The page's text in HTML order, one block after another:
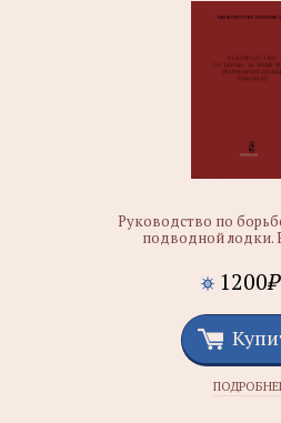
Руководство по
подводной
1200₽